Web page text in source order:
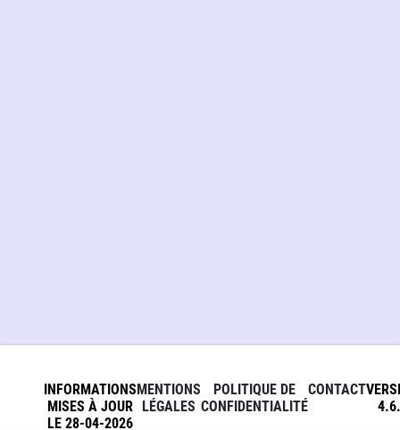
INFORMATIONS
MISES À JOUR
LE 28-04-2026
MENTIONS
LÉGALES
POLITIQUE DE
CONFIDENTIALITÉ
CONTACT